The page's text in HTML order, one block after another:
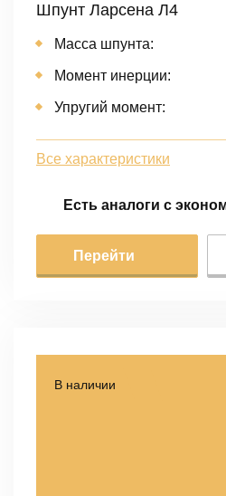
Шпунт Ларсена Л4
Масса шпунта:
Момент инерции:
Упругий момент:
Все характеристики
Есть аналоги с
Перейти
В наличии